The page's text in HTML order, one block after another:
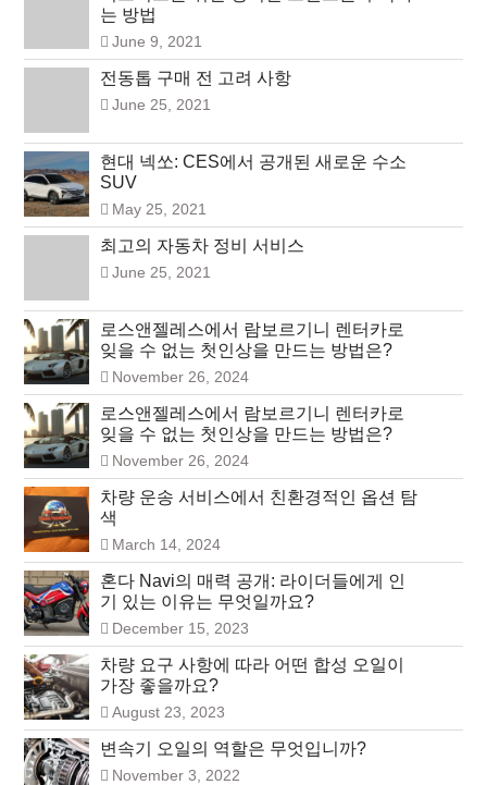
는 방법
June 9, 2021
전동톱 구매 전 고려 사항
June 25, 2021
현대 넥쏘: CES에서 공개된 새로운 수소
SUV
May 25, 2021
최고의 자동차 정비 서비스
June 25, 2021
로스앤젤레스에서 람보르기니 렌터카로
잊을 수 없는 첫인상을 만드는 방법은?
November 26, 2024
로스앤젤레스에서 람보르기니 렌터카로
잊을 수 없는 첫인상을 만드는 방법은?
November 26, 2024
차량 운송 서비스에서 친환경적인 옵션 탐
색
March 14, 2024
혼다 Navi의 매력 공개: 라이더들에게 인
기 있는 이유는 무엇일까요?
December 15, 2023
차량 요구 사항에 따라 어떤 합성 오일이
가장 좋을까요?
August 23, 2023
변속기 오일의 역할은 무엇입니까?
November 3, 2022